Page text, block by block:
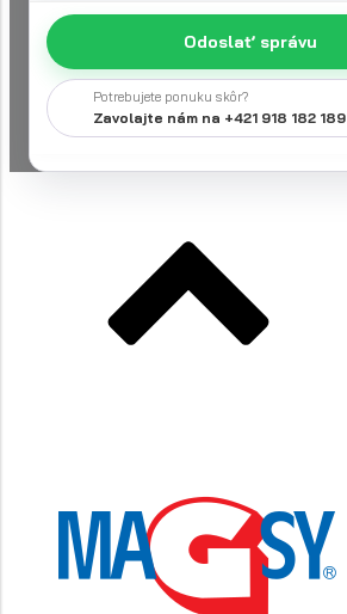
Odoslať správu
Potrebujete ponuku skôr?
Zavolajte nám na +421 918 182 189